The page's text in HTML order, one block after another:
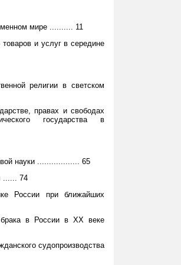
мире .......... 11
и услуг в середине
религии в светском
правах и свободах
государства в
науки .................. 65
...... 74
России при ближайших
в России в ХХ веке
судопроизводства